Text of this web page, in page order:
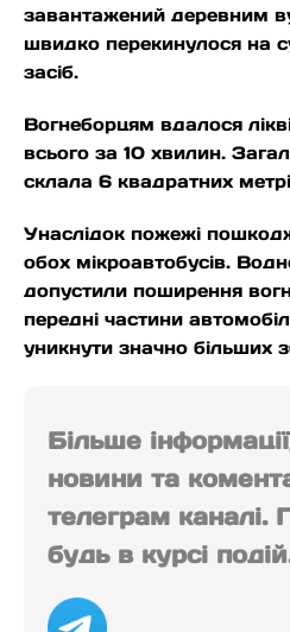
завантажений деревним
швидко перекинулося на
засіб.
Вогнеборцям вдалося
всього за 10 хвилин.
склала 6 квадратних
Унаслідок пожежі
обох мікроавтобусів.
допустили поширення
передні частини
уникнути значно більших
Більше
новини та
телеграм каналі.
будь в курсі